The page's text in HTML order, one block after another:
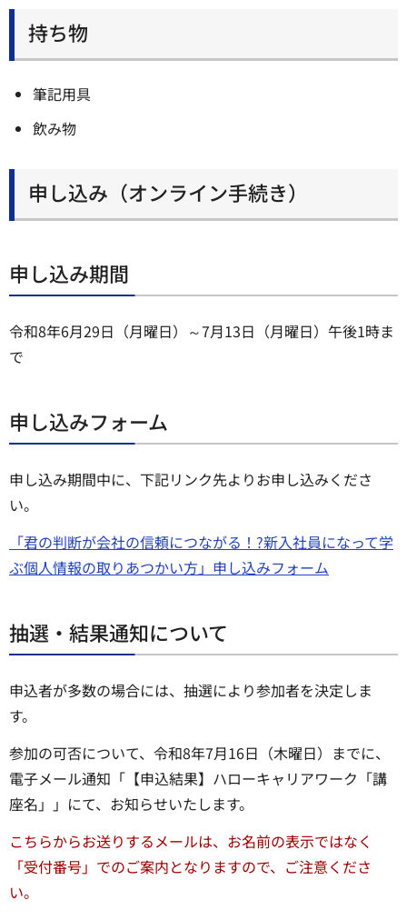
持ち物
筆記用具
飲み物
申し込み（オンライン手続き）
申し込み期間
令和8年6月29日（月曜日）～7月13日（月曜日）午後1時ま
で
申し込みフォーム
申し込み期間中に、下記リンク先よりお申し込みくださ
い。
「君の判断が会社の信頼につながる！?新入社員になって学
ぶ個人情報の取りあつかい方」申し込みフォーム
抽選・結果通知について
申込者が多数の場合には、抽選により参加者を決定しま
す。
参加の可否について、令和8年7月16日（木曜日）までに、
電子メール通知「【申込結果】ハローキャリアワーク「講
座名」」にて、お知らせいたします。
こちらからお送りするメールは、お名前の表示ではなく
「受付番号」でのご案内となりますので、ご注意くださ
い。